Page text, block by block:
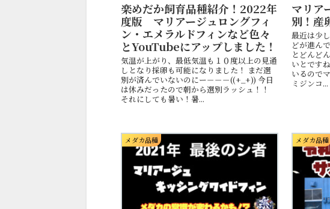
楽めだか飼育品種紹介！2022年
度版 マリアージュロングフィ
ン・エメラルドフィンなど色々
とYouTubeにアップしました！
気温が上がり、最低気温も１０度以上の見通
しとなり採卵も可能になりました！ まだ選
別が済んでいないのにー－－－((+_+)) 今日
は休みだったので朝から選別ラッシュ！！
それにしても暑い！暑...
マリア
別！産
最近は少
どが進ん
とどんど
いとです
いるので
ミジンコ...
メダカ品種 メダカ品種